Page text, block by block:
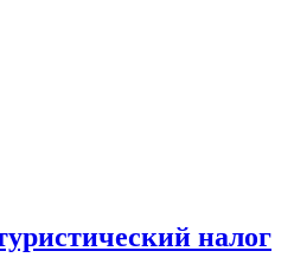
налог